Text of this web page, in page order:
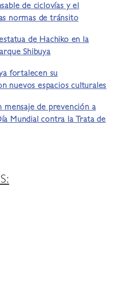
de ciclovías y el
normas de tránsito
de Hachiko en la
Shibuya
fortalecen su
nuevos espacios culturales
mensaje de prevención a
Mundial contra la Trata de